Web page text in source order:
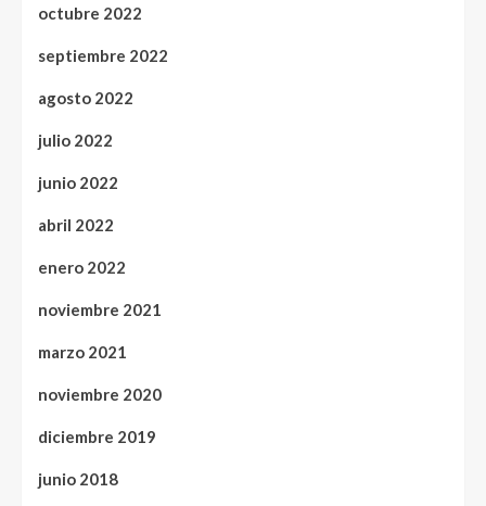
octubre 2022
septiembre 2022
agosto 2022
julio 2022
junio 2022
abril 2022
enero 2022
noviembre 2021
marzo 2021
noviembre 2020
diciembre 2019
junio 2018